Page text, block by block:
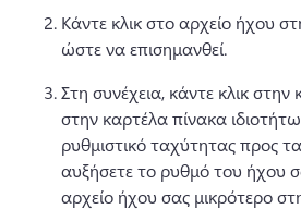
Κάντε κλικ στο αρχείο ήχου
ώστε να επισημανθεί.
Στη συνέχεια, κάντε κλικ
στην καρτέλα πίνακα
ρυθμιστικό ταχύτητας προς
αυξήσετε το ρυθμό του ήχου
αρχείο ήχου σας μικρότερο